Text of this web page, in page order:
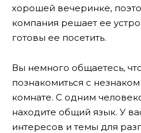
хорошей вечеринке,
компания решает ее
готовы ее посетить.
Вы немного общаетесь,
познакомиться с
комнате. С одним
находите общий язык. У
интересов и темы для